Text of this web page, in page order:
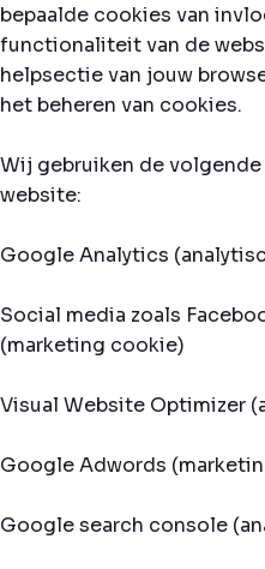
bepaalde cookies van
functionaliteit van de
helpsectie van jouw
het beheren van cookies.
Wij gebruiken de
website:
Google Analytics
Social media zoals
(marketing cookie)
Visual Website Optimizer
Google Adwords
Google search console